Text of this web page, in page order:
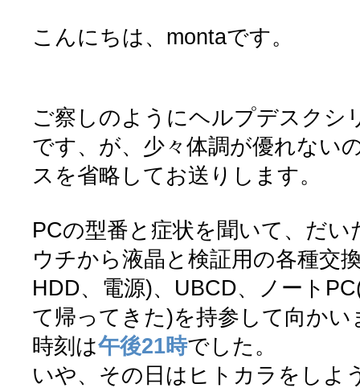
こんにちは、montaです。
ご察しのようにヘルプデスクシ
です、が、少々体調が優れない
スを省略してお送りします。
PCの型番と症状を聞いて、だ
ウチから液晶と検証用の各種交
HDD、電源)、UBCD、ノート
て帰ってきた)を持参して向かい
時刻は午後21時でした。
いや、その日はヒトカラをしよ